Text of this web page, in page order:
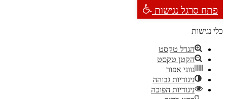
פתח סרגל נגישות
כלי נגישות
הגדל טקסט
הקטן טקסט
גווני אפור
ניגודיות גבוהה
ניגודיות הפוכה